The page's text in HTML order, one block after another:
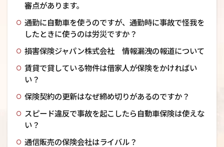
審点があります。
通勤に自動車を使うのですが、通勤時に事故で怪我を
したときに使うのは労災ですか？
損害保険ジャパン株式会社 情報漏洩の報道について
賃貸で貸している物件は借家人が保険をかければい
い？
保険契約の更新はなぜ締め切りがあるのですか？
スピード違反で事故を起こしたら自動車保険は使えな
い？
通信販売の保険会社はライバル？